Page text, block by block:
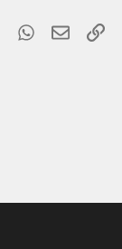
Tumblr WhatsApp
Email